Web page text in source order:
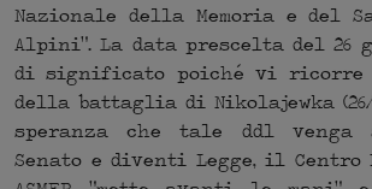
Nazionale della Memoria e del
Alpini”. La data prescelta del 26
di significato poiché vi ricorre
della battaglia di Nikolajewka (26/
speranza che tale ddl venga
Senato e diventi Legge, il Centro